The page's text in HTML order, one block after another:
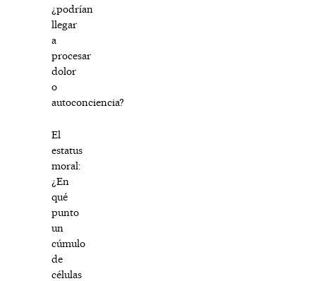
¿podrían
llegar
a
procesar
dolor
o
autoconciencia?
El
estatus
moral:
¿En
qué
punto
un
cúmulo
de
células